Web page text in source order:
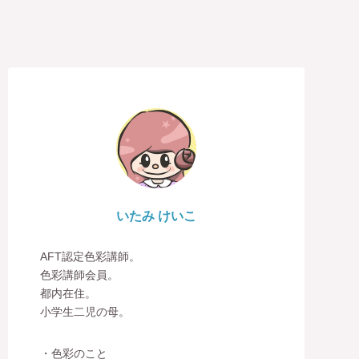
いたみ けいこ
AFT認定色彩講師。
色彩講師会員。
都内在住。
小学生二児の母。
・色彩のこと